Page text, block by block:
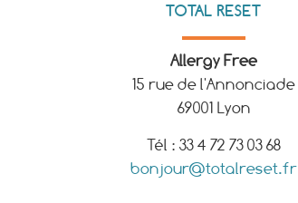
TOTAL RESET
Allergy Free
15 rue de l'Annonciade
69001 Lyon
Tél : 33 4 72 73 03 68
bonjour@totalreset.fr